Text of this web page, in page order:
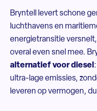
Bryntell levert schone
luchthavens en
energietransitie
overal even snel mee.
alternatief voor diesel
ultra-lage emissies,
leveren op vermogen,